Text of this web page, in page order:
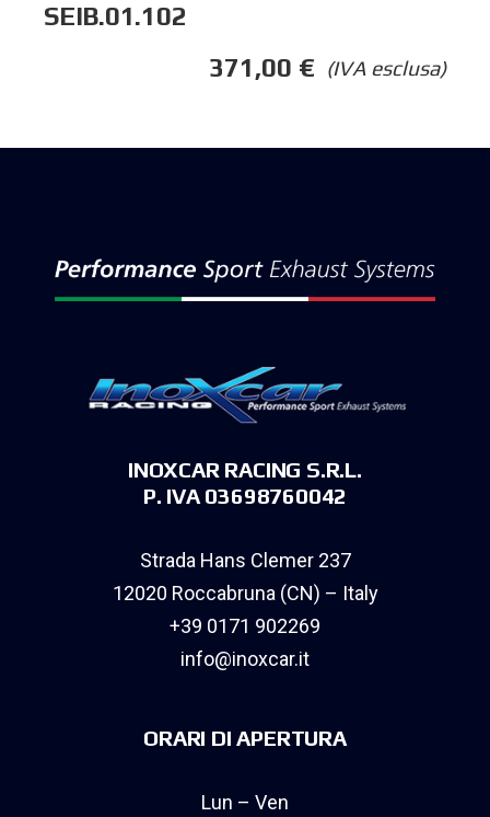
SEIB.01.102
(IVA esclusa)
371,00 €
INOXCAR RACING S.R.L.
P. IVA 03698760042
Strada Hans Clemer 237
12020 Roccabruna (CN) – Italy
+39 0171 902269
info@inoxcar.it
ORARI DI APERTURA
Lun – Ven